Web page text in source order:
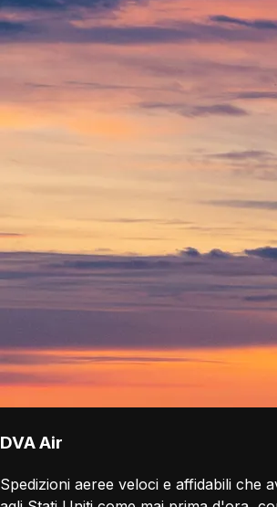
DVA Air
Spedizioni aeree veloci e affidabili che